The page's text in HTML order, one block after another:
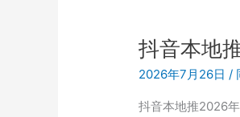
抖音本地
2026年7月26日/
抖音本地推2026